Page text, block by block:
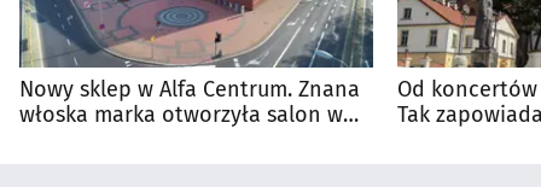
Nowy sklep w Alfa Centrum. Znana
włoska marka otworzyła salon w
Od
Tak